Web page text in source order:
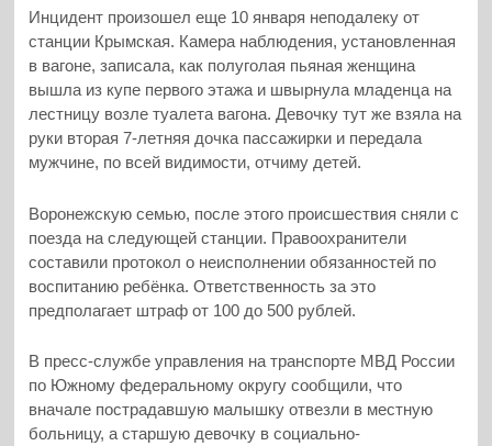
Инцидент произошел еще 10 января неподалеку от
станции Крымская. Камера наблюдения, установленная
в вагоне, записала, как полуголая пьяная женщина
вышла из купе первого этажа и швырнула младенца на
лестницу возле туалета вагона. Девочку тут же взяла на
руки вторая 7-летняя дочка пассажирки и передала
мужчине, по всей видимости, отчиму детей.
Воронежскую семью, после этого происшествия сняли с
поезда на следующей станции. Правоохранители
составили протокол о неисполнении обязанностей по
воспитанию ребёнка. Ответственность за это
предполагает штраф от 100 до 500 рублей.
В пресс-службе управления на транспорте МВД России
по Южному федеральному округу сообщили, что
вначале пострадавшую малышку отвезли в местную
больницу, а старшую девочку в социально-